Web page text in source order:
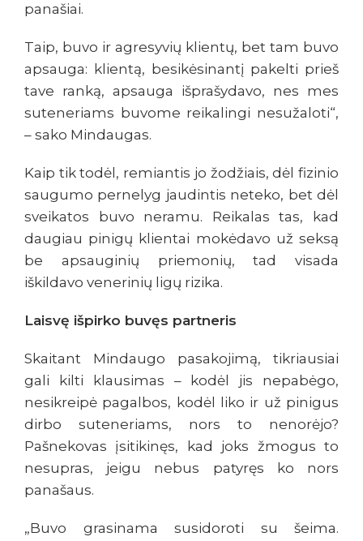
panašiai.
Taip, buvo ir agresyvių klientų, bet tam buvo
apsauga: klientą, besikėsinantį pakelti prieš
tave ranką, apsauga išprašydavo, nes mes
suteneriams buvome reikalingi nesužaloti“,
– sako Mindaugas.
Kaip tik todėl, remiantis jo žodžiais, dėl fizinio
saugumo pernelyg jaudintis neteko, bet dėl
sveikatos buvo neramu. Reikalas tas, kad
daugiau pinigų klientai mokėdavo už seksą
be apsauginių priemonių, tad visada
iškildavo venerinių ligų rizika.
Laisvę išpirko buvęs partneris
Skaitant Mindaugo pasakojimą, tikriausiai
gali kilti klausimas – kodėl jis nepabėgo,
nesikreipė pagalbos, kodėl liko ir už pinigus
dirbo suteneriams, nors to nenorėjo?
Pašnekovas įsitikinęs, kad joks žmogus to
nesupras, jeigu nebus patyręs ko nors
panašaus.
„Buvo grasinama susidoroti su šeima.